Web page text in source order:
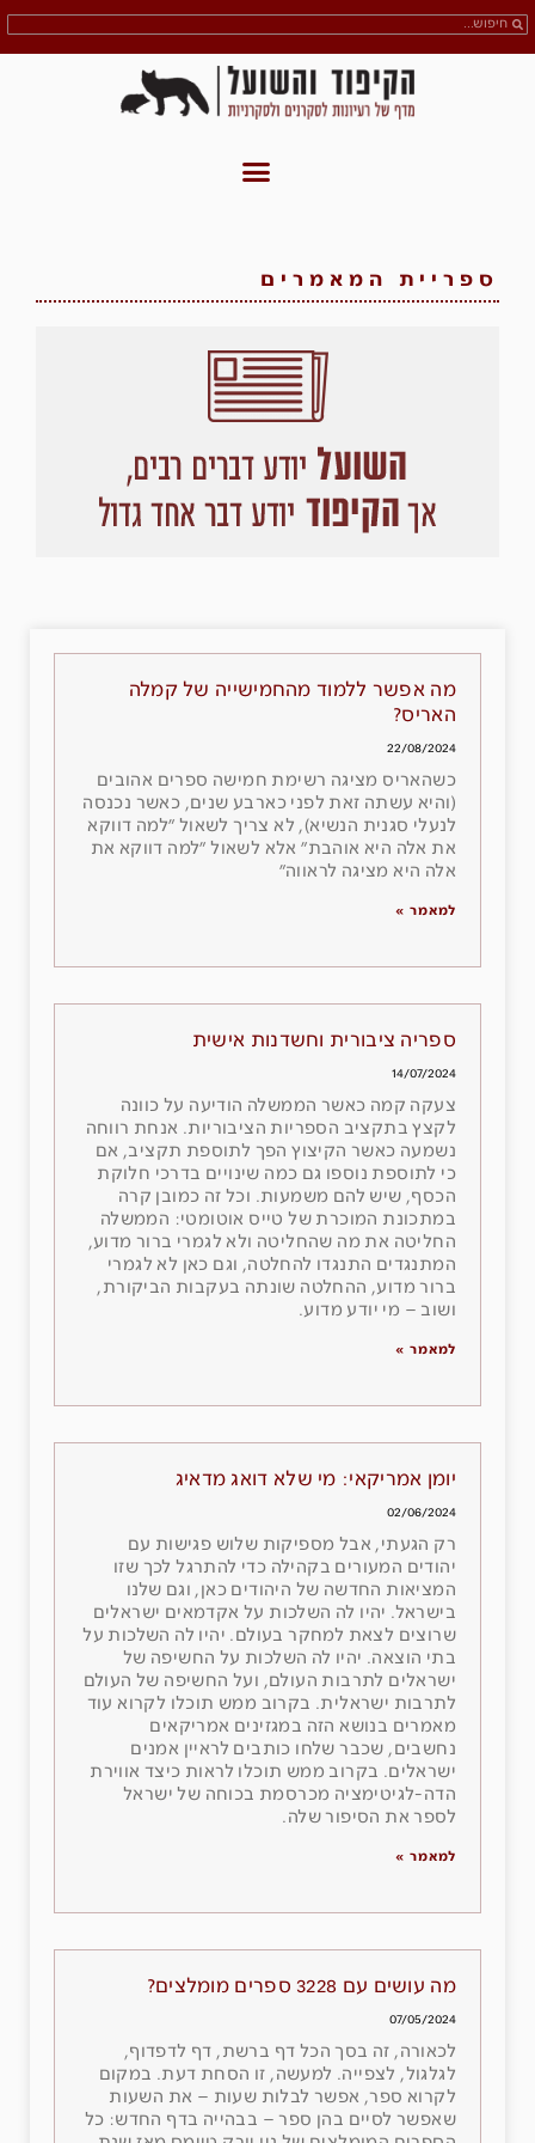
ספריית המאמרים
מה אפשר ללמוד מהחמישייה של קמלה
האריס?
22/08/2024
כשהאריס מציגה רשימת חמישה ספרים אהובים
(והיא עשתה זאת לפני כארבע שנים, כאשר נכנסה
לנעלי סגנית הנשיא), לא צריך לשאול ״למה דווקא
את אלה היא אוהבת״ אלא לשאול ״למה דווקא את
אלה היא מציגה לראווה״
למאמר »
ספריה ציבורית וחשדנות אישית
14/07/2024
צעקה קמה כאשר הממשלה הודיעה על כוונה
לקצץ בתקציב הספריות הציבוריות. אנחת רווחה
נשמעה כאשר הקיצוץ הפך לתוספת תקציב, אם
כי לתוספת נוספו גם כמה שינויים בדרכי חלוקת
הכסף, שיש להם משמעות. וכל זה כמובן קרה
במתכונת המוכרת של טייס אוטומטי: הממשלה
החליטה את מה שהחליטה ולא לגמרי ברור מדוע,
המתנגדים התנגדו להחלטה, וגם כאן לא לגמרי
ברור מדוע, ההחלטה שונתה בעקבות הביקורת,
ושוב – מי יודע מדוע.
למאמר »
יומן אמריקאי: מי שלא דואג מדאיג
02/06/2024
רק הגעתי, אבל מספיקות שלוש פגישות עם
יהודים המעורים בקהילה כדי להתרגל לכך שזו
המציאות החדשה של היהודים כאן, וגם שלנו
בישראל. יהיו לה השלכות על אקדמאים ישראלים
שרוצים לצאת למחקר בעולם. יהיו לה השלכות על
בתי הוצאה. יהיו לה השלכות על החשיפה של
ישראלים לתרבות העולם, ועל החשיפה של העולם
לתרבות ישראלית. בקרוב ממש תוכלו לקרוא עוד
מאמרים בנושא הזה במגזינים אמריקאים
נחשבים, שכבר שלחו כותבים לראיין אמנים
ישראלים. בקרוב ממש תוכלו לראות כיצד אווירת
הדה-לגיטימציה מכרסמת בכוחה של ישראל
לספר את הסיפור שלה.
למאמר »
מה עושים עם 3228 ספרים מומלצים?
07/05/2024
לכאורה, זה בסך הכל דף ברשת, דף לדפדוף,
לגלגול, לצפייה. למעשה, זו הסחת דעת. במקום
לקרוא ספר, אפשר לבלות שעות – את השעות
שאפשר לסיים בהן ספר – בבהייה בדף החדש: כל